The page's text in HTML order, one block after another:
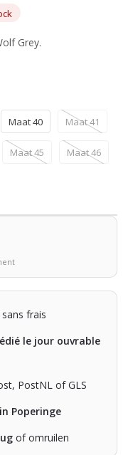
Grey.
Maat 40 Maat 41
Maat 45 Maat 46
frais
le jour ouvrable
PostNL of GLS
Poperinge
of omruilen